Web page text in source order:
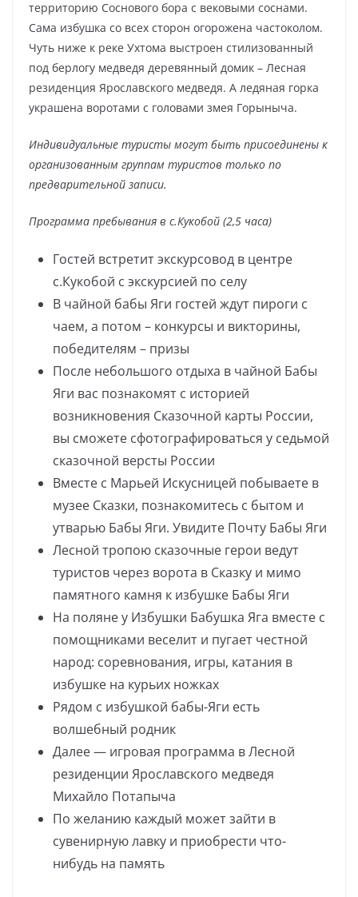
территорию Соснового бора с вековыми соснами.
Сама избушка со всех сторон огорожена частоколом.
Чуть ниже к реке Ухтома выстроен стилизованный
под берлогу медведя деревянный домик – Лесная
резиденция Ярославского медведя. А ледяная горка
украшена воротами с головами змея Горыныча.
Индивидуальные туристы могут быть присоединены к
организованным группам туристов только по
предварительной записи.
Программа пребывания в с.Кукобой (2,5 часа)
Гостей встретит экскурсовод в центре
с.Кукобой с экскурсией по селу
В чайной бабы Яги гостей ждут пироги с
чаем, а потом – конкурсы и викторины,
победителям – призы
После небольшого отдыха в чайной Бабы
Яги вас познакомят с историей
возникновения Сказочной карты России,
вы сможете сфотографироваться у седьмой
сказочной версты России
Вместе с Марьей Искусницей побываете в
музее Сказки, познакомитесь с бытом и
утварью Бабы Яги. Увидите Почту Бабы Яги
Лесной тропою сказочные герои ведут
туристов через ворота в Сказку и мимо
памятного камня к избушке Бабы Яги
На поляне у Избушки Бабушка Яга вместе с
помощниками веселит и пугает честной
народ: соревнования, игры, катания в
избушке на курьих ножках
Рядом с избушкой бабы-Яги есть
волшебный родник
Далее — игровая программа в Лесной
резиденции Ярославского медведя
Михайло Потапыча
По желанию каждый может зайти в
сувенирную лавку и приобрести что-
нибудь на память